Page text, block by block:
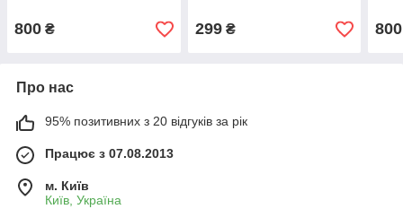
800 ₴ 299₴ 800
Про нас
95% позитивних з 20 відгуків за рік
Працює з 07.08.2013
м. Київ
Київ, Україна